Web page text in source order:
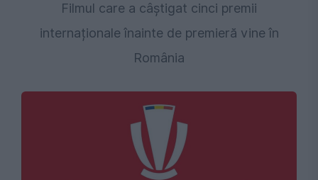
Filmul care a câștigat cinci premii
internaționale înainte de premieră vine în
România